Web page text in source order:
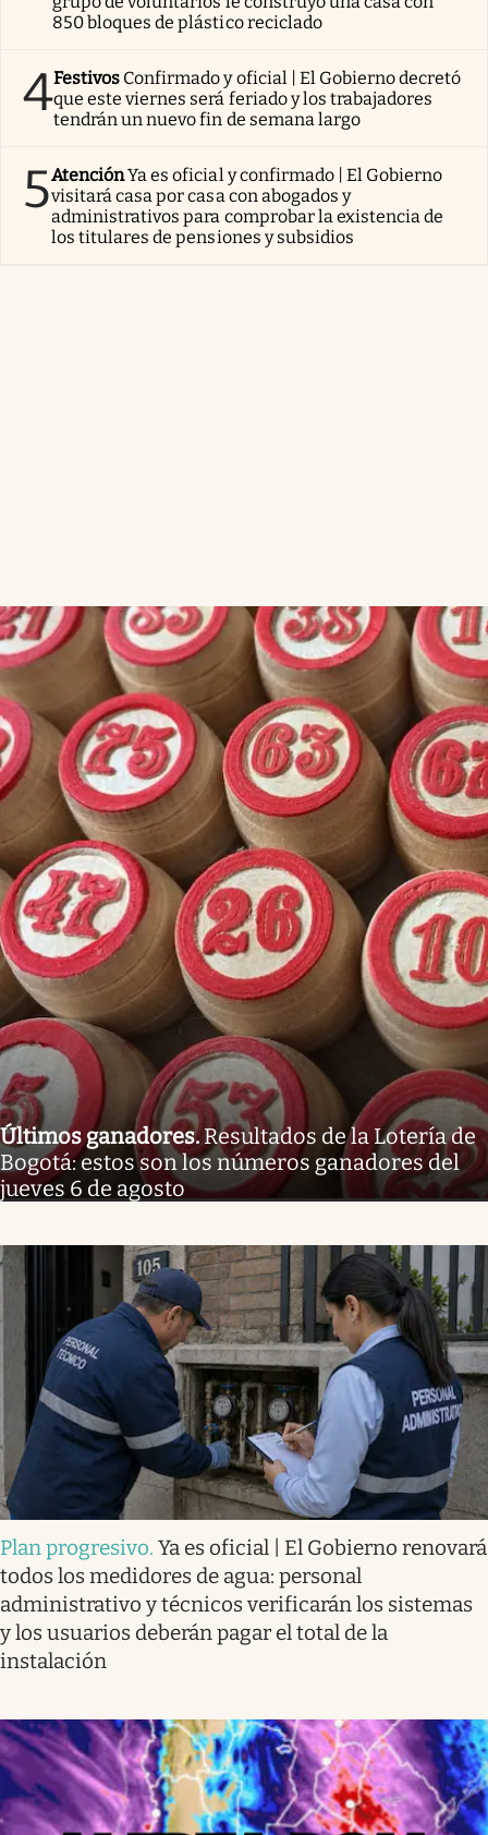
850 bloques de plástico reciclado
4Festivos Confirmado y oficial | El Gobierno decretó
que este viernes será feriado y los trabajadores
tendrán un nuevo fin de semana largo
5AtenciónYa es oficial y confirmado | El Gobierno
visitará casa por casa con abogados y
administrativos para comprobar la existencia de
los titulares de pensiones y subsidios
Últimos ganadores. Resultados de la Lotería de
Bogotá: estos son los números ganadores del
jueves 6 de agosto
Plan progresivo. Ya es oficial | El Gobierno renovará
todos los medidores de agua: personal
administrativo y técnicos verificarán los sistemas
y los usuarios deberán pagar el total de la
instalación